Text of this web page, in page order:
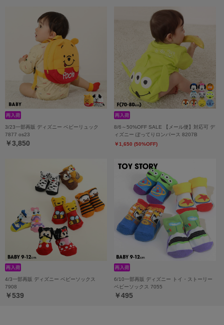
3/23一部再販 ディズニー ベビーリュック
7877 os23
￥3,850
8/6～50%OFF SALE 【メール便】対応可 デ
ィズニー ぽってりロンパース 8207B
￥1,650 (50%OFF)
4/3一部再販 ディズニー ベビーソックス
7908
￥539
6/10一部再販 ディズニー トイ・ストーリー
ベビーソックス 7055
￥495